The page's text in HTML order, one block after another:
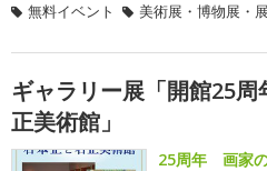
無料イベント 美術展・博物展・
ギャラリー展「開館25
正美術館」
25周年 画家